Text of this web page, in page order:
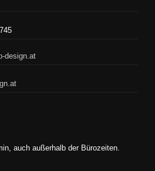
design.at
auch außerhalb der Bürozeiten.